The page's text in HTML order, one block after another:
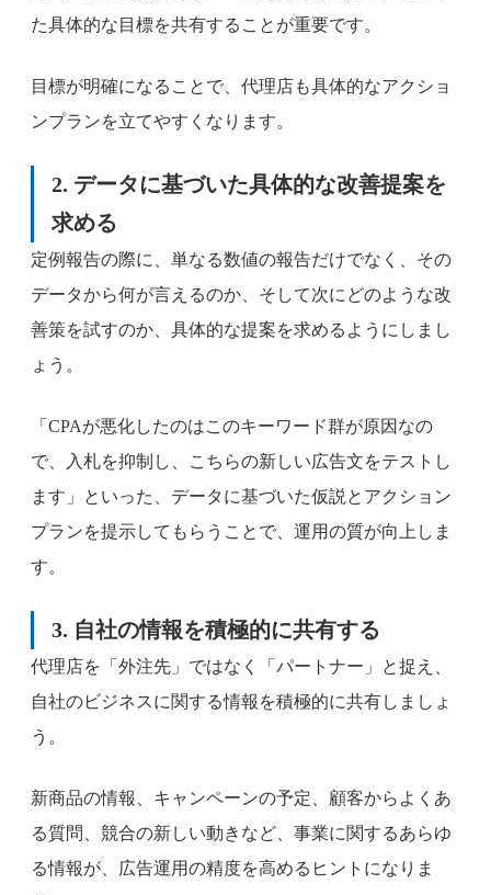
た具体的な目標を共有することが重要です。
目標が明確になることで、代理店も具体的なアクショ
ンプランを立てやすくなります。
2. データに基づいた具体的な改善提案を
求める
定例報告の際に、単なる数値の報告だけでなく、その
データから何が言えるのか、そして次にどのような改
善策を試すのか、具体的な提案を求めるようにしまし
ょう。
「CPAが悪化したのはこのキーワード群が原因なの
で、入札を抑制し、こちらの新しい広告文をテストし
ます」といった、データに基づいた仮説とアクション
プランを提示してもらうことで、運用の質が向上しま
す。
3. 自社の情報を積極的に共有する
代理店を「外注先」ではなく「パートナー」と捉え、
自社のビジネスに関する情報を積極的に共有しましょ
う。
新商品の情報、キャンペーンの予定、顧客からよくあ
る質問、競合の新しい動きなど、事業に関するあらゆ
る情報が、広告運用の精度を高めるヒントになりま